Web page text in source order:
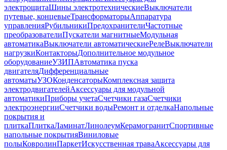
электрощитаШины электротехническиеВыключатели
путевые, концевыеТрансформаторыАппаратура
управленияРубильникиПредохранителиЧастотные
преобразователиПускатели магнитныеМодульная
автоматикаВыключатели автоматическиеРелеВыключатели
нагрузкиКонтакторыДополнительное модульное
оборудованиеУЗИПАвтоматика пуска
двигателяДифференциальные
автоматыУЗОКонденсаторыКомплексная защита
электродвигателейАксессуары для модульной
автоматикиПриборы учетаСчетчики газаСчетчики
электроэнергииСчетчики водыРемонт и отделкаНапольные
покрытия и
плиткаПлиткаЛаминатЛинолеумКерамогранитСпортивные
напольные покрытияВиниловые
полыКовролинПаркетИскусственная траваАксессуары для